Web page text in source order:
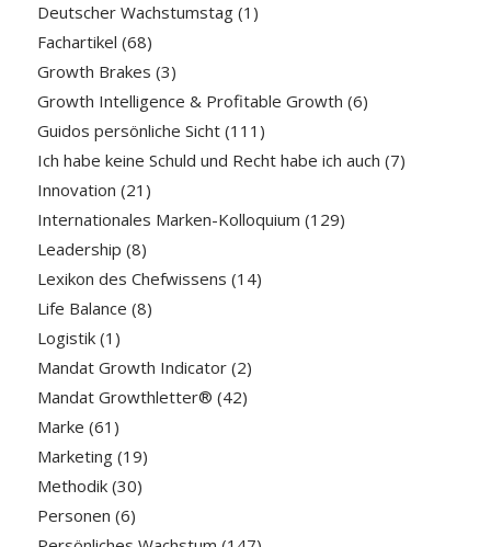
Deutscher Wachstumstag(1)
Fachartikel (68)
Growth Brakes (3)
Growth Intelligence & Profitable Growth (6)
Guidos persönliche Sicht(111)
Ich habe keine Schuld und Recht habe ich auch (7)
Innovation (21)
Internationales Marken-Kolloquium (129)
Leadership (8)
Lexikon des Chefwissens (14)
Life Balance (8)
Logistik(1)
Mandat Growth Indicator(2)
Mandat Growthletter® (42)
Marke (61)
Marketing(19)
Methodik(30)
Personen (6)